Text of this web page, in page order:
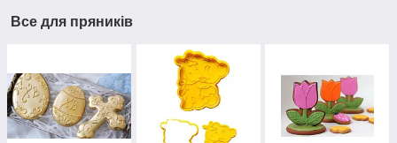
Все для пряників